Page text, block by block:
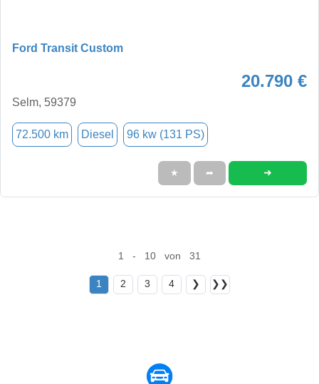
Ford Transit Custom
20.790 €
Selm, 59379
72.500 km Diesel 96 kw (131 PS)
★ ➦ ➜
1 - 10 von 31
1 2 3 4 ❯ ❯❯